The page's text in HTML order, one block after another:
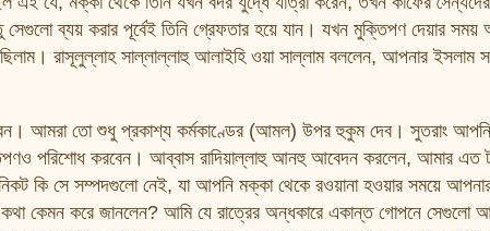
সেগুলো ব্যয় করার পূর্বেই তিনি গ্রেফতার হয়ে যান। যখন মুক্তিপণ দেয়ার
রাসূলুল্লাহ সাল্লাল্লাহু আলাইহি ওয়া সাল্লাম বললেন, আপনার ইসলাম
আমরা তো শুধু প্রকাশ্য কর্মকাণ্ডের (আমল) উপর হুকুম দেব। সুতরাং
পরিশোধ করবেন। আব্বাস রাদিয়াল্লাহু আনহু আবেদন করলেন, আমার এত
কি সে সম্পদগুলো নেই, যা আপনি মক্কা থেকে রওয়ানা হওয়ার সময়ে
কেমন করে জানলেন? আমি যে রাত্রের অন্ধকারে একান্ত গোপনে সেগুলো